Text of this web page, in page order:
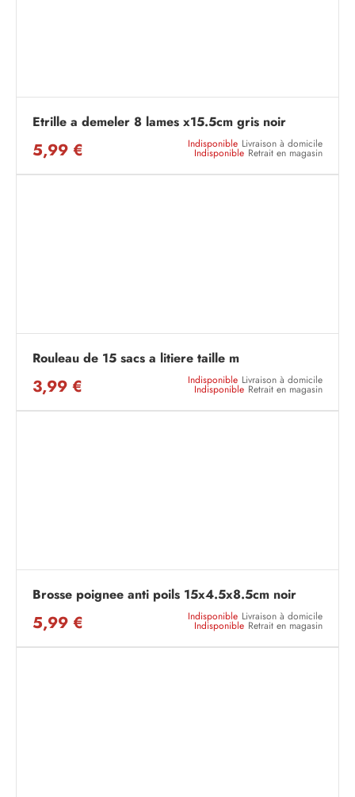
Etrille a demeler 8 lames x15.5cm gris noir
5,99 € Indisponible Livraison à domicile
Indisponible Retrait en magasin
Rouleau de 15 sacs a litiere taille m
3,99 € Indisponible Livraison à domicile
Indisponible Retrait en magasin
Brosse poignee anti poils 15x4.5x8.5cm noir
5,99 € Indisponible Livraison à domicile
Indisponible Retrait en magasin